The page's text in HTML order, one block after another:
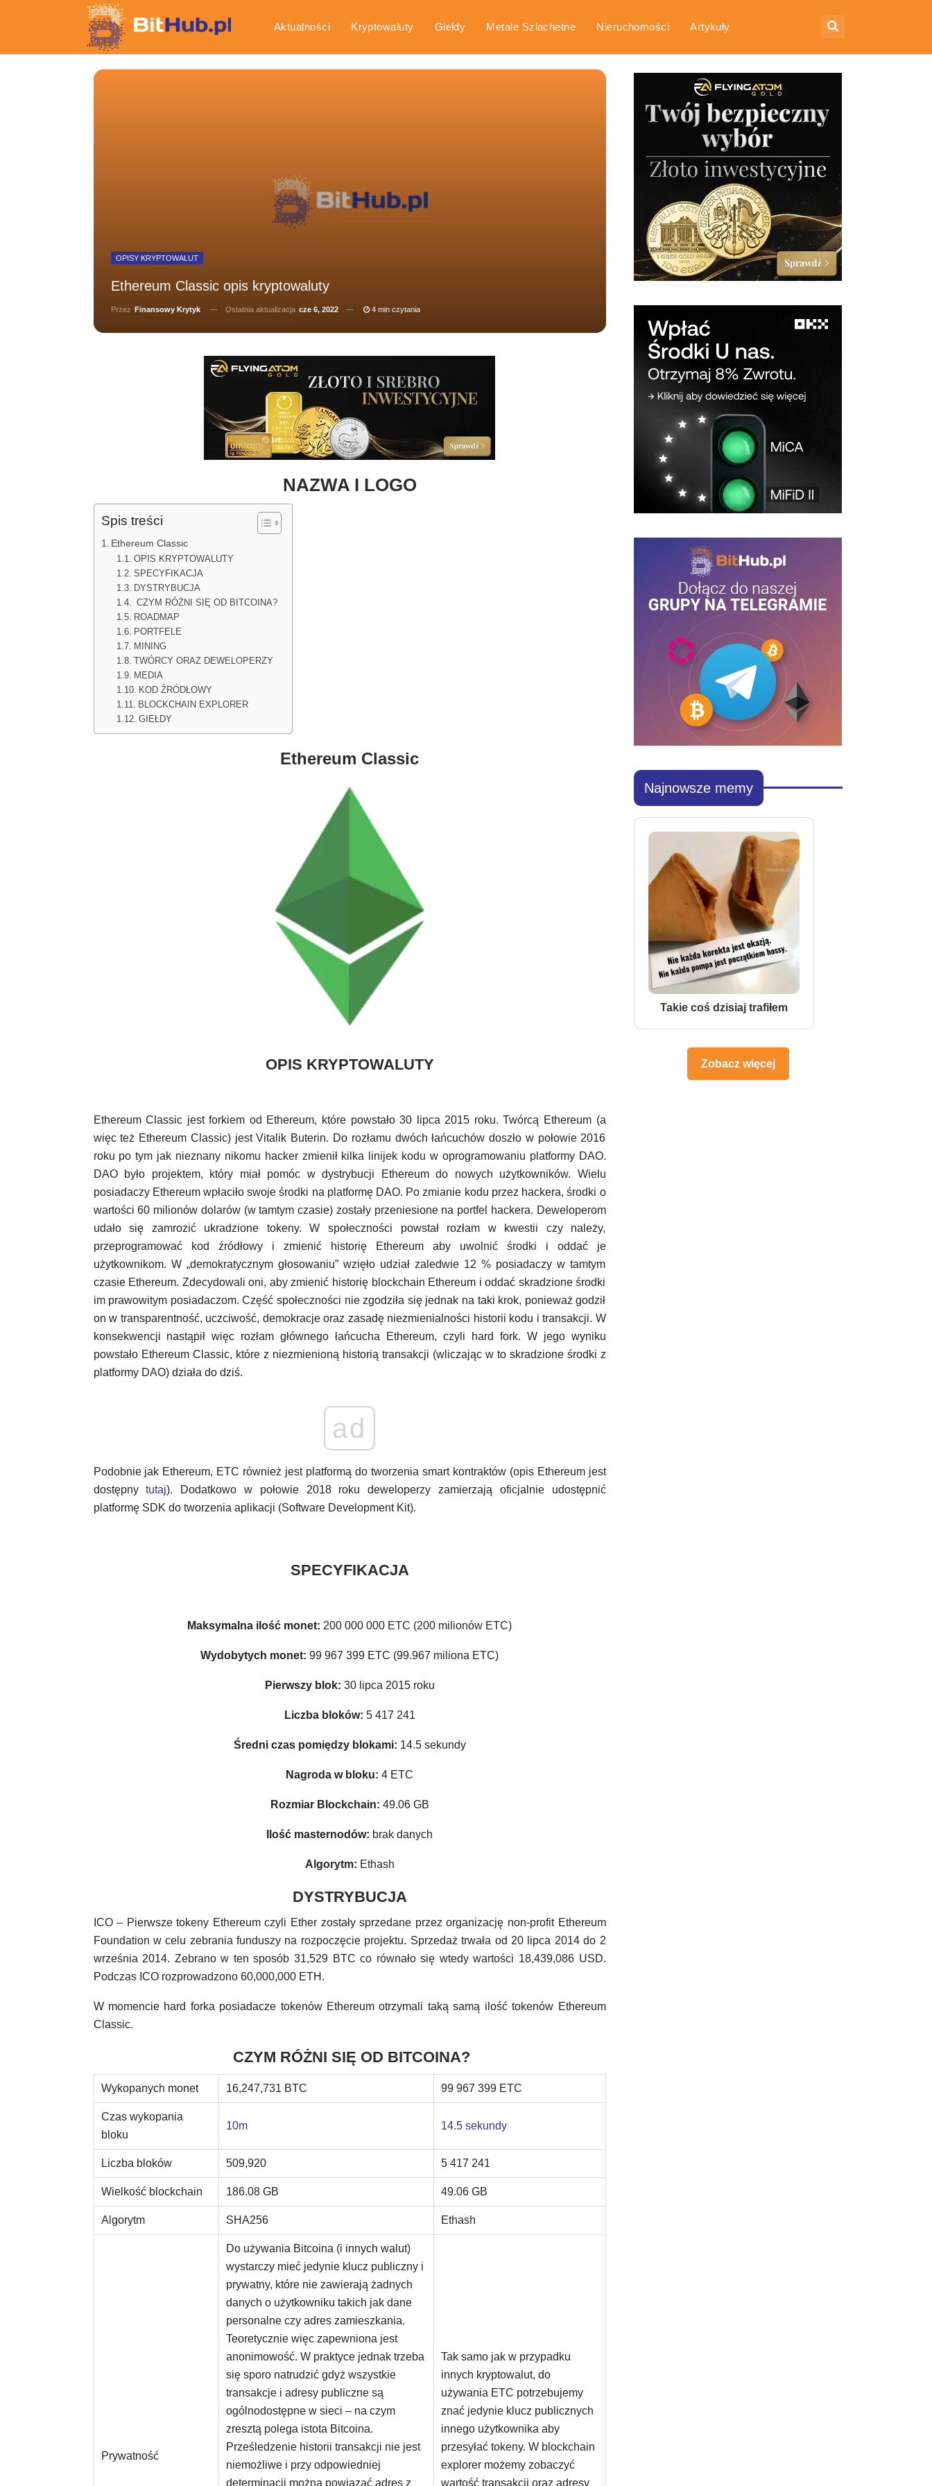
Aktualności Kryptowaluty Giełdy Metale Szlachetne Nieruchomości Artykuły
OPISY KRYPTOWALUT
Ethereum Classic opis kryptowaluty
Przez Finansowy Krytyk Ostatnia aktualizacja cze 6, 2022 4 min czytania
NAZWA I LOGO
Spis treści
Ethereum Classic
OPIS KRYPTOWALUTY
SPECYFIKACJA
DYSTRYBUCJA
CZYM RÓŻNI SIĘ OD BITCOINA?
ROADMAP
PORTFELE
MINING
TWÓRCY ORAZ DEWELOPERZY
MEDIA
KOD ŹRÓDŁOWY
BLOCKCHAIN EXPLORER
GIEŁDY
Ethereum Classic
OPIS KRYPTOWALUTY
Ethereum Classic jest forkiem od Ethereum, które powstało 30 lipca 2015 roku. Twórcą Ethereum (a
więc też Ethereum Classic) jest Vitalik Buterin. Do rozłamu dwóch łańcuchów doszło w połowie 2016
roku po tym jak nieznany nikomu hacker zmienił kilka linijek kodu w oprogramowaniu platformy DAO.
DAO było projektem, który miał pomóc w dystrybucji Ethereum do nowych użytkowników. Wielu
posiadaczy Ethereum wpłaciło swoje środki na platformę DAO. Po zmianie kodu przez hackera, środki o
wartości 60 milionów dolarów (w tamtym czasie) zostały przeniesione na portfel hackera. Deweloperom
udało się zamrozić ukradzione tokeny. W społeczności powstał rozłam w kwestii czy należy,
przeprogramować kod źródłowy i zmienić historię Ethereum aby uwolnić środki i oddać je
użytkownikom. W „demokratycznym głosowaniu” wzięło udział zaledwie 12 % posiadaczy w tamtym
czasie Ethereum. Zdecydowali oni, aby zmienić historię blockchain Ethereum i oddać skradzione środki
im prawowitym posiadaczom. Część społeczności nie zgodziła się jednak na taki krok, ponieważ godził
on w transparentność, uczciwość, demokracje oraz zasadę niezmienialności historii kodu i transakcji. W
konsekwencji nastąpił więc rozłam głównego łańcucha Ethereum, czyli hard fork. W jego wyniku
powstało Ethereum Classic, które z niezmienioną historią transakcji (wliczając w to skradzione środki z
platformy DAO) działa do dziś.
ad
Podobnie jak Ethereum, ETC również jest platformą do tworzenia smart kontraktów (opis Ethereum jest
dostępnytutaj). Dodatkowo w połowie 2018 roku deweloperzy zamierzają oficjalnie udostępnić
platformę SDK do tworzenia aplikacji (Software Development Kit).
SPECYFIKACJA
Maksymalna ilość monet: 200 000 000 ETC (200 milionów ETC)
Wydobytych monet: 99 967 399 ETC (99.967 miliona ETC)
Pierwszy blok: 30 lipca 2015 roku
Liczba bloków: 5 417 241
Średni czas pomiędzy blokami: 14.5 sekundy
Nagroda w bloku: 4 ETC
Rozmiar Blockchain: 49.06 GB
Ilość masternodów: brak danych
Algorytm: Ethash
DYSTRYBUCJA
ICO – Pierwsze tokeny Ethereum czyli Ether zostały sprzedane przez organizację non-profit Ethereum
Foundation w celu zebrania funduszy na rozpoczęcie projektu. Sprzedaż trwała od 20 lipca 2014 do 2
września 2014. Zebrano w ten sposób 31,529 BTC co równało się wtedy wartości 18,439,086 USD.
Podczas ICO rozprowadzono 60,000,000 ETH.
W momencie hard forka posiadacze tokenów Ethereum otrzymali taką samą ilość tokenów Ethereum
Classic.
CZYM RÓŻNI SIĘ OD BITCOINA?
Wykopanych monet 16,247,731 BTC 99 967 399 ETC
Czas wykopania
bloku
10m 14.5 sekundy
Liczba bloków 509,920 5 417 241
Wielkość blockchain 186.08 GB 49.06 GB
Algorytm SHA256 Ethash
Prywatność
Do używania Bitcoina (i innych walut)
wystarczy mieć jedynie klucz publiczny i
prywatny, które nie zawierają żadnych
danych o użytkowniku takich jak dane
personalne czy adres zamieszkania.
Teoretycznie więc zapewniona jest
anonimowość. W praktyce jednak trzeba
się sporo natrudzić gdyż wszystkie
transakcje i adresy publiczne są
ogólnodostępne w sieci – na czym
zresztą polega istota Bitcoina.
Prześledzenie historii transakcji nie jest
niemożliwe i przy odpowiedniej
determinacji można powiązać adres z
Tak samo jak w przypadku
innych kryptowalut, do
używania ETC potrzebujemy
znać jedynie klucz publicznych
innego użytkownika aby
przesyłać tokeny. W blockchain
explorer możemy zobaczyć
wartość transakcji oraz adresy
Najnowsze memy
Takie coś dzisiaj trafiłem
Zobacz więcej